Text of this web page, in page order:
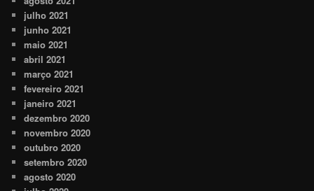
julho 2021
junho 2021
maio 2021
abril 2021
março 2021
fevereiro 2021
janeiro 2021
dezembro 2020
novembro 2020
outubro 2020
setembro 2020
agosto 2020